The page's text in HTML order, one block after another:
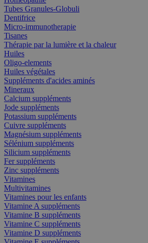
Tubes Granules-Globuli
Dentifrice
Micro-immunotherapie
Tisanes
Thérapie par la lumière et la chaleur
Huiles
Oligo-elements
Huiles végétales
Suppléments d'acides aminés
Mineraux
Calcium suppléments
Jode suppléments
Potassium suppléments
Cuivre suppléments
Magnésium suppléments
Sélénium suppléments
Silicium suppléments
Fer suppléments
Zinc suppléments
Vitamines
Multivitamines
Vitamines pour les enfants
Vitamine A suppléments
Vitamine B suppléments
Vitamine C suppléments
Vitamine D suppléments